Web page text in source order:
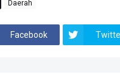
Daerah
Facebook